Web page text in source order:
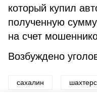
который купил
полученную
на счет
Возбуждено
сахалин